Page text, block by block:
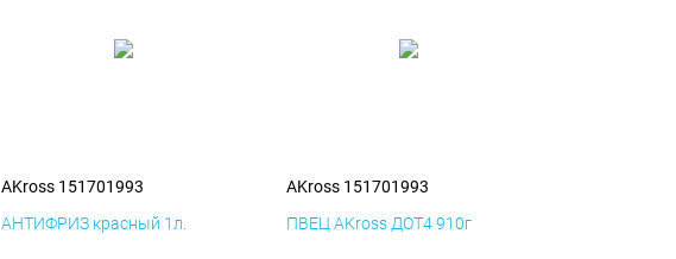
AKross 151701993
АНТИФРИЗ красный 1л.
AKross 151701993
ПВЕЦ AKross ДОТ4 910г